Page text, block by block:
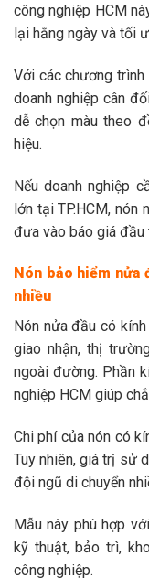
công nghiệp HCM
lại hằng ngày và tối
Với các chương
doanh nghiệp cân
dễ chọn màu theo
hiệu.
Nếu doanh nghiệp
lớn tại TP.HCM,
đưa vào báo giá đầu
Nón bảo hiểm nửa
nhiều
Nón nửa đầu có
giao nhận, thị
ngoài đường. Phần
nghiệp HCM giúp
Chi phí của nón có
Tuy nhiên, giá trị sử
đội ngũ di chuyển
Mẫu này phù hợp
kỹ thuật, bảo trì,
công nghiệp.